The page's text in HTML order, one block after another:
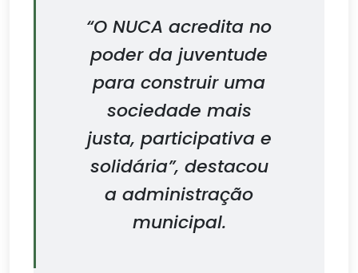
“O NUCA acredita no
poder da juventude
para construir uma
sociedade mais
justa, participativa e
solidária”, destacou
a administração
municipal.